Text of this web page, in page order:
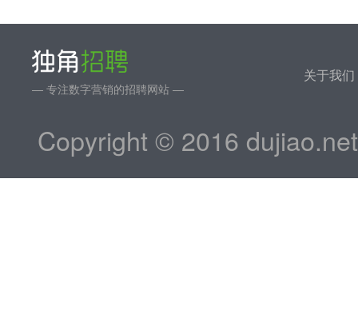
— 专注数字营销的招聘网站 —
关于我们
Copyright © 2016